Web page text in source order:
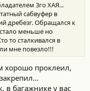
3го ХАЯ...
сабвуфер в
дребезг. Обращался к
меньше но
то сталкивался в
мне повезло!!!
хорошо проклеил,
в багажнике у вас